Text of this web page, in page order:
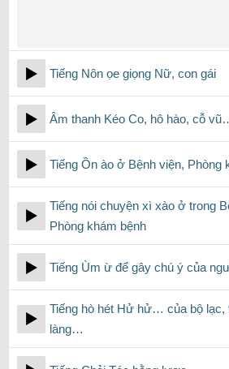
Tiếng Nôn ọe giọng Nữ, con gái
Âm thanh Kéo Co, hô hào, cỗ
Tiếng Ồn ào ở Bệnh viện, Phòng
Tiếng nói chuyện xì xào ở trong
Phòng khám bệnh
Tiếng Ùm ừ để gây chú ý của
Tiếng hò hét Hử hử… của bộ lạc,
làng…